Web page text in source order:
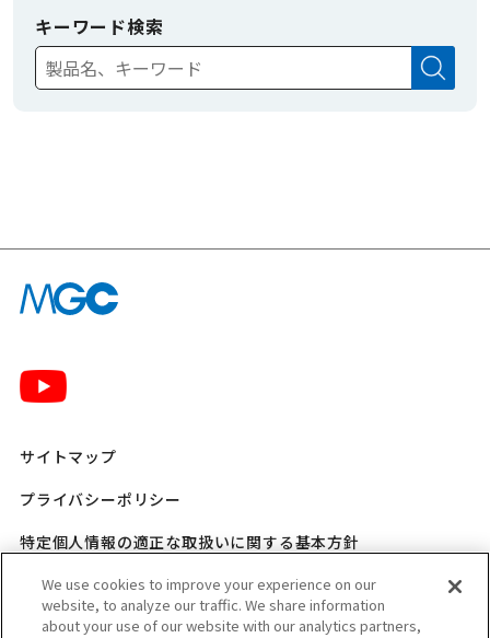
キーワード検索
サイトマップ
プライバシーポリシー
特定個人情報の適正な取扱いに関する基本方針
三菱ガス化学 SNSポリシー
ご利用規程
We use cookies to improve your experience on our
website, to analyze our traffic. We share information
about your use of our website with our analytics partners,